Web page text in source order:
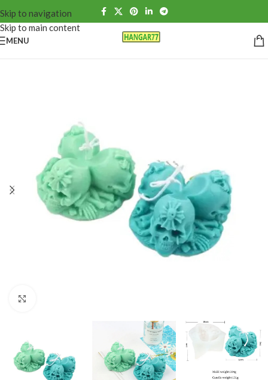
Skip to navigation
Skip to main content
MENU